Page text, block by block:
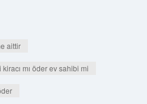
aittir
mı öder ev sahibi mi